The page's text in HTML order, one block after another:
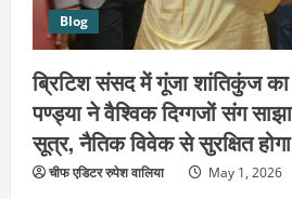
Blog
ब्रिटिश संसद में गूंजा शांतिकुंज
पण्ड्या ने वैश्विक दिग्गजों संग
सूत्र, नैतिक विवेक से सुरक्षित
चीफ एडिटर रुपेश वालिया May 1, 2026